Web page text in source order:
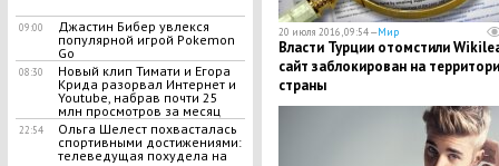
09:00
Джастин Бибер увлекся
популярной игрой Pokemon
Go
08:30
Новый клип Тимати и Егора
Крида разорвал Интернет и
Youtube, набрав почти 25
млн просмотров за месяц
22:54
Ольга Шелест похвасталась
спортивными достижениями:
телеведущая похудела на
20 июля 2016, 09:54 —Мир
Власти Турции отомстили
сайт заблокирован на
страны